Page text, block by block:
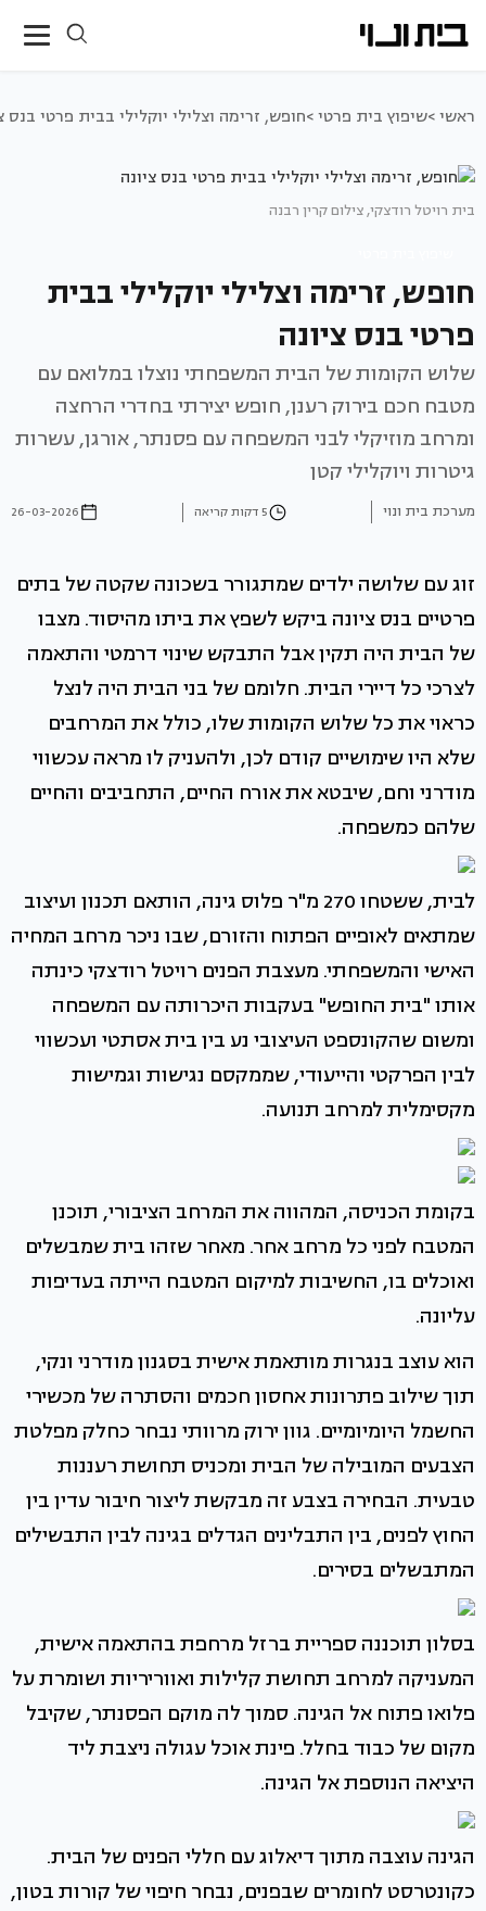
ראשי >שיפוץ בית פרטי >חופש, זרימה וצלילי יוקלילי בבית פרטי בנס
בית רויטל רודצקי, צילום קרין רבנה
חופש, זרימה וצלילי יוקלילי בבית
פרטי בנס ציונה
שלוש הקומות של הבית המשפחתי נוצלו במלואם עם
מטבח חכם בירוק רענן, חופש יצירתי בחדרי הרחצה
ומרחב מוזיקלי לבני המשפחה עם פסנתר, אורגן, עשרות
גיטרות ויוקלילי קטן
מערכת בית ונוי 5 דקות קריאה 26-03-2026
זוג עם שלושה ילדים שמתגורר בשכונה שקטה של בתים
פרטיים בנס ציונה ביקש לשפץ את ביתו מהיסוד. מצבו
של הבית היה תקין אבל התבקש שינוי דרמטי והתאמה
לצרכי כל דיירי הבית. חלומם של בני הבית היה לנצל
כראוי את כל שלוש הקומות שלו, כולל את המרחבים
שלא היו שימושיים קודם לכן, ולהעניק לו מראה עכשווי
מודרני וחם, שיבטא את אורח החיים, התחביבים והחיים
שלהם כמשפחה.
לבית, ששטחו 270 מ"ר פלוס גינה, הותאם תכנון ועיצוב
שמתאים לאופיים הפתוח והזורם, שבו ניכר מרחב המחיה
האישי והמשפחתי. מעצבת הפנים רויטל רודצקי כינתה
אותו "בית החופש" בעקבות היכרותה עם המשפחה
ומשום שהקונספט העיצובי נע בין בית אסתטי ועכשווי
לבין הפרקטי והייעודי, שממקסם נגישות וגמישות
מקסימלית למרחב תנועה.
בקומת הכניסה, המהווה את המרחב הציבורי, תוכנן
המטבח לפני כל מרחב אחר. מאחר שזהו בית שמבשלים
ואוכלים בו, החשיבות למיקום המטבח הייתה בעדיפות
עליונה.
הוא עוצב בנגרות מותאמת אישית בסגנון מודרני ונקי,
תוך שילוב פתרונות אחסון חכמים והסתרה של מכשירי
החשמל היומיומיים. גוון ירוק מרוותי נבחר כחלק מפלטת
הצבעים המובילה של הבית ומכניס תחושת רעננות
טבעית. הבחירה בצבע זה מבקשת ליצור חיבור עדין בין
החוץ לפנים, בין התבלינים הגדלים בגינה לבין התבשילים
המתבשלים בסירים.
בסלון תוכננה ספריית ברזל מרחפת בהתאמה אישית,
המעניקה למרחב תחושת קלילות ואווריריות ושומרת על
פלואו פתוח אל הגינה. סמוך לה מוקם הפסנתר, שקיבל
מקום של כבוד בחלל. פינת אוכל עגולה ניצבת ליד
היציאה הנוספת אל הגינה.
הגינה עוצבה מתוך דיאלוג עם חללי הפנים של הבית.
כקונטרסט לחומרים שבפנים, נבחר חיפוי של קורות בטון,